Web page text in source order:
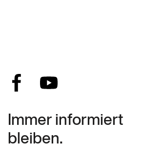
Immer informiert
bleiben.